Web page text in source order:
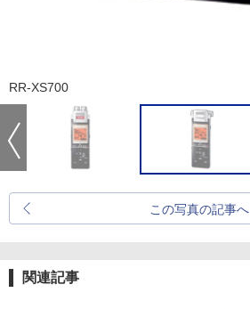
RR-XS700
この写真の記事へ
関連記事